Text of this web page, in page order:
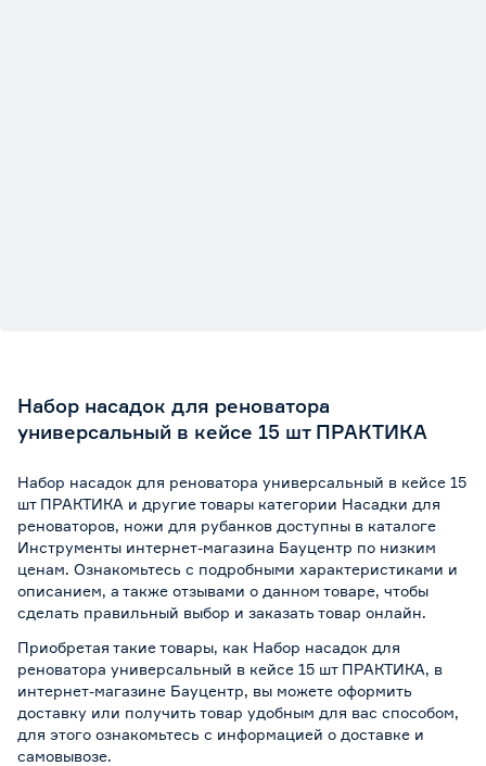
Набор насадок для реноватора
универсальный в кейсе 15 шт ПРАКТИКА
Набор насадок для реноватора универсальный в кейсе 15
шт ПРАКТИКА и другие товары категории Насадки для
реноваторов, ножи для рубанков доступны в каталоге
Инструменты интернет-магазина Бауцентр по низким
ценам. Ознакомьтесь с подробными характеристиками и
описанием, а также отзывами о данном товаре, чтобы
сделать правильный выбор и заказать товар онлайн.
Приобретая такие товары, как Набор насадок для
реноватора универсальный в кейсе 15 шт ПРАКТИКА, в
интернет-магазине Бауцентр, вы можете оформить
доставку или получить товар удобным для вас способом,
для этого ознакомьтесь с информацией о доставке и
самовывозе.